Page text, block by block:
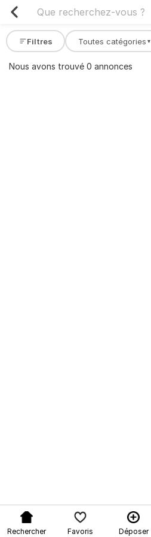
Filtres Toutes catégories ▾
Nous avons trouvé 0 annonces
Rechercher Favoris Déposer